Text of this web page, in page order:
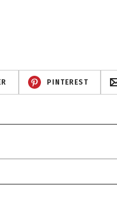
PINTEREST